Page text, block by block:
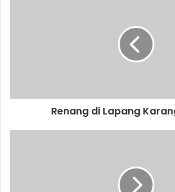
Renang di Lapang